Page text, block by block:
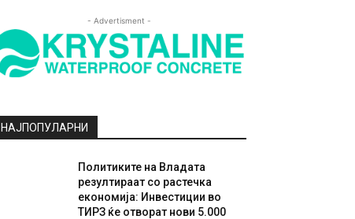
- Advertisment -
НАЈПОПУЛАРНИ
Политиките на Владата
резултираат со растечка
економија: Инвестиции во
ТИРЗ ќе отворат нови 5.000